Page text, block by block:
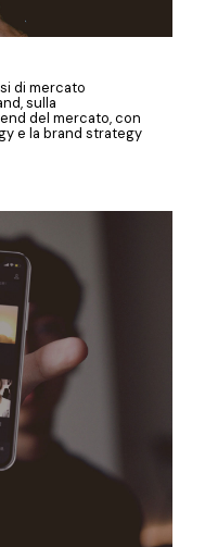
di mercato
sulla
del mercato, con
e la brand strategy